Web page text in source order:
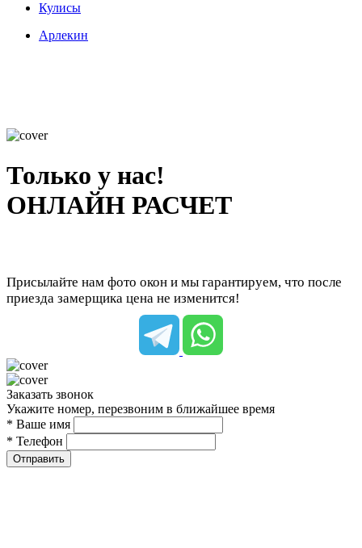
Кулисы
Арлекин
Только у нас!
ОНЛАЙН РАСЧЕТ
Присылайте нам фото окон и мы гарантируем, что после
приезда замерщика цена не изменится!
Заказать звонок
Укажите номер, перезвоним в ближайшее время
* Ваше имя
* Телефон
Отправить